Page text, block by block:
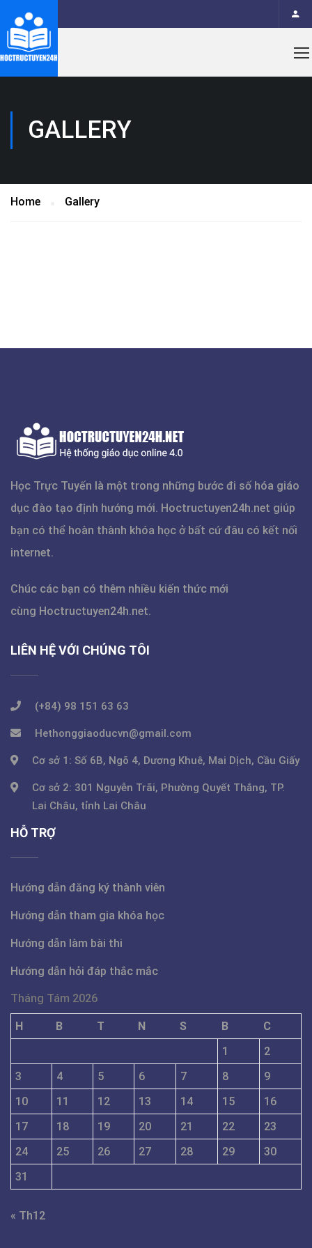
GALLERY
Home Gallery
Học Trực Tuyến là một trong những bước đi số hóa giáo
dục đào tạo định hướng mới. Hoctructuyen24h.net giúp
bạn có thể hoàn thành khóa học ở bất cứ đâu có kết nối
internet.
Chúc các bạn có thêm nhiều kiến thức mới
cùng Hoctructuyen24h.net.
LIÊN HỆ VỚI CHÚNG TÔI
(+84) 98 151 63 63
Hethonggiaoducvn@gmail.com
Cơ sở 1: Số 6B, Ngõ 4, Dương Khuê, Mai Dịch, Cầu Giấy
Cơ sở 2: 301 Nguyễn Trãi, Phường Quyết Thắng, TP.
Lai Châu, tỉnh Lai Châu
HỖ TRỢ
Hướng dẫn đăng ký thành viên
Hướng dẫn tham gia khóa học
Hướng dẫn làm bài thi
Hướng dẫn hỏi đáp thắc mắc
Tháng Tám 2026
H B T N S B
C
1
2
3
4 5 6 7 8
9
10
11 12 13 14 15
16
17
18 19 20 21 22
23
24
25 26 27 28 29
30
31
« Th12